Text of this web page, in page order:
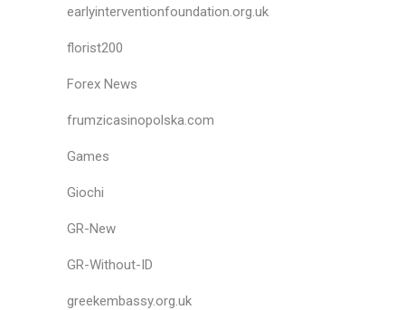
earlyinterventionfoundation.org.uk
florist200
Forex News
frumzicasinopolska.com
Games
Giochi
GR-New
GR-Without-ID
greekembassy.org.uk